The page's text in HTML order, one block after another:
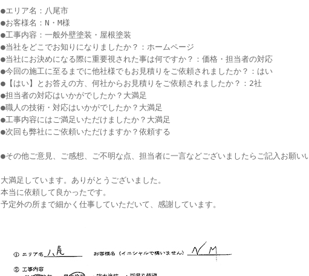
●エリア名：八尾市
●お客様名：N・M様
●工事内容：一般外壁塗装・屋根塗装
●当社をどこでお知りになりましたか？：ホームページ
●当社にお決めになる際に重要視された事は何ですか？：価格・担当者の対応
●今回の施工に至るまでに他社様でもお見積りをご依頼されましたか？：はい
●【はい】とお答えの方、何社からお見積りをご依頼されましたか？：2社
●担当者の対応はいかがでしたか？大満足
●職人の技術・対応はいかがでしたか？大満足
●工事内容にはご満足いただけましたか？大満足
●次回も弊社にご依頼いただけますか？依頼する
●その他ご意見、ご感想、ご不明な点、担当者に一言などございましたらご記入お願い
大満足しています。ありがとうございました。
本当に依頼して良かったです。
予定外の所まで細かく仕事していただいて、感謝しています。